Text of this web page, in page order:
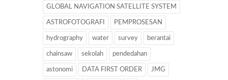
GLOBAL NAVIGATION SATELLITE SYSTEM
ASTROFOTOGRAFI PEMPROSESAN
hydrography water survey berantai
chainsaw sekolah pendedahan
astonomi DATA FIRST ORDER JMG